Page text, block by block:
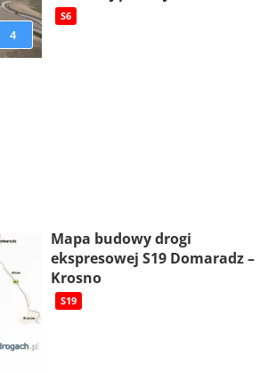
4
S6
Mapa budowy drogi
ekspresowej S19 Domaradz –
Krosno
S19